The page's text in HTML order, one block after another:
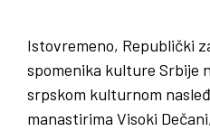
Istovremeno, Republički
spomenika kulture Srbije
srpskom kulturnom
manastirima Visoki